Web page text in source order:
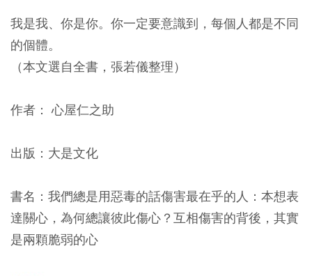
我是我、你是你。你一定要意識到，每個人都是不同
的個體。
（本文選自全書，張若儀整理）
作者： 心屋仁之助
出版：大是文化
書名：我們總是用惡毒的話傷害最在乎的人：本想表
達關心，為何總讓彼此傷心？互相傷害的背後，其實
是兩顆脆弱的心